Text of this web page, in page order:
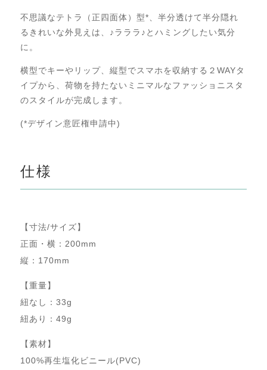
不思議なテトラ（正四面体）型*、半分透けて半分隠れ
るきれいな外見えは、♪ラララ♪とハミングしたい気分
に。
横型でキーやリップ、縦型でスマホを収納する２ WAYタ
イプから、荷物を持たないミニマルなファッショニスタ
のスタイルが完成します。
(*デザイン意匠権申請中)
仕様
【寸法/サイズ】
正面・横：200mm
縦：170mm
【重量】
紐なし：33g
紐あり：49g
【素材】
100%再生塩化ビニール(PVC)